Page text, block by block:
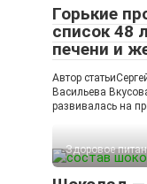
Горькие
список 48
печени и
Автор
Васильева
развивалась на
Здоровое